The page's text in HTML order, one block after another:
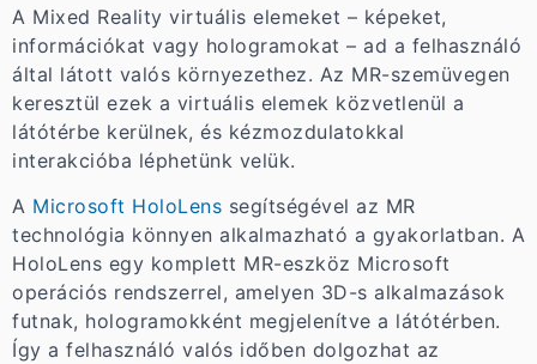
A Mixed Reality virtuális elemeket – képeket,
információkat vagy hologramokat – ad a felhasználó
által látott valós környezethez. Az MR-szemüvegen
keresztül ezek a virtuális elemek közvetlenül a
látótérbe kerülnek, és kézmozdulatokkal
interakcióba léphetünk velük.
A Microsoft HoloLens segítségével az MR
technológia könnyen alkalmazható a gyakorlatban. A
HoloLens egy komplett MR-eszköz Microsoft
operációs rendszerrel, amelyen 3D-s alkalmazások
futnak, hologramokként megjelenítve a látótérben.
Így a felhasználó valós időben dolgozhat az